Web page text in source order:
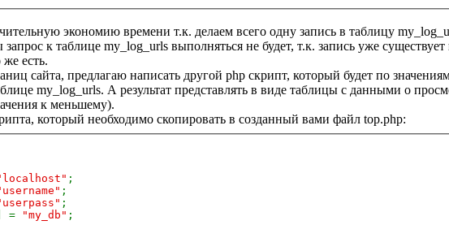
экономию времени т.к. делаем всего одну запись в таблицу
к таблице my_log_urls выполняться не будет, т.к. запись уже
есть.
сайта, предлагаю написать другой php скрипт, который будет по
my_log_urls. А результат представлять в виде таблицы с данными о
к меньшему).
который необходимо скопировать в созданный вами файл top.php:
;
;
;
] = "my_db" ;